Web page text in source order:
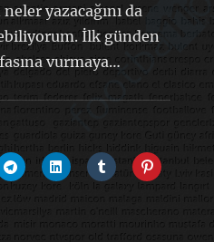
yazacağını da
İlk günden
vurmaya…